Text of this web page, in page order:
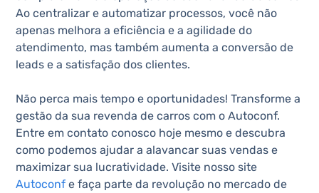
Ao centralizar e automatizar processos, você não
apenas melhora a eficiência e a agilidade do
atendimento, mas também aumenta a conversão de
leads e a satisfação dos clientes.
Não perca mais tempo e oportunidades! Transforme a
gestão da sua revenda de carros com o Autoconf.
Entre em contato conosco hoje mesmo e descubra
como podemos ajudar a alavancar suas vendas e
maximizar sua lucratividade. Visite nosso site
Autoconf e faça parte da revolução no mercado de